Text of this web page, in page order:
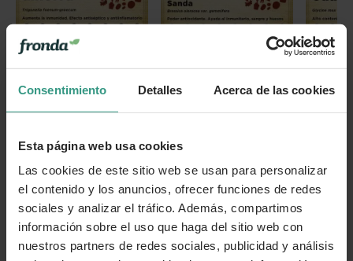
Consentimiento Detalles Acerca de las cookies
Esta página web usa cookies
Las cookies de este sitio web se usan para personalizar
el contenido y los anuncios, ofrecer funciones de redes
sociales y analizar el tráfico. Además, compartimos
información sobre el uso que haga del sitio web con
nuestros partners de redes sociales, publicidad y análisis
Semillas Alholva Super
Foods Batlle
Semillas Col de Bruselas
Super